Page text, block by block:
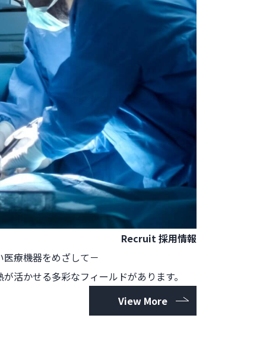
Recruit 採用情報
医療機器をめざして－
活かせる多彩なフィールドがあります。
View More